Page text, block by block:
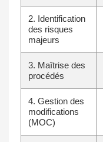
2. Identification
des risques
majeurs
3. Maîtrise des
procédés
4. Gestion des
modifications
(MOC)